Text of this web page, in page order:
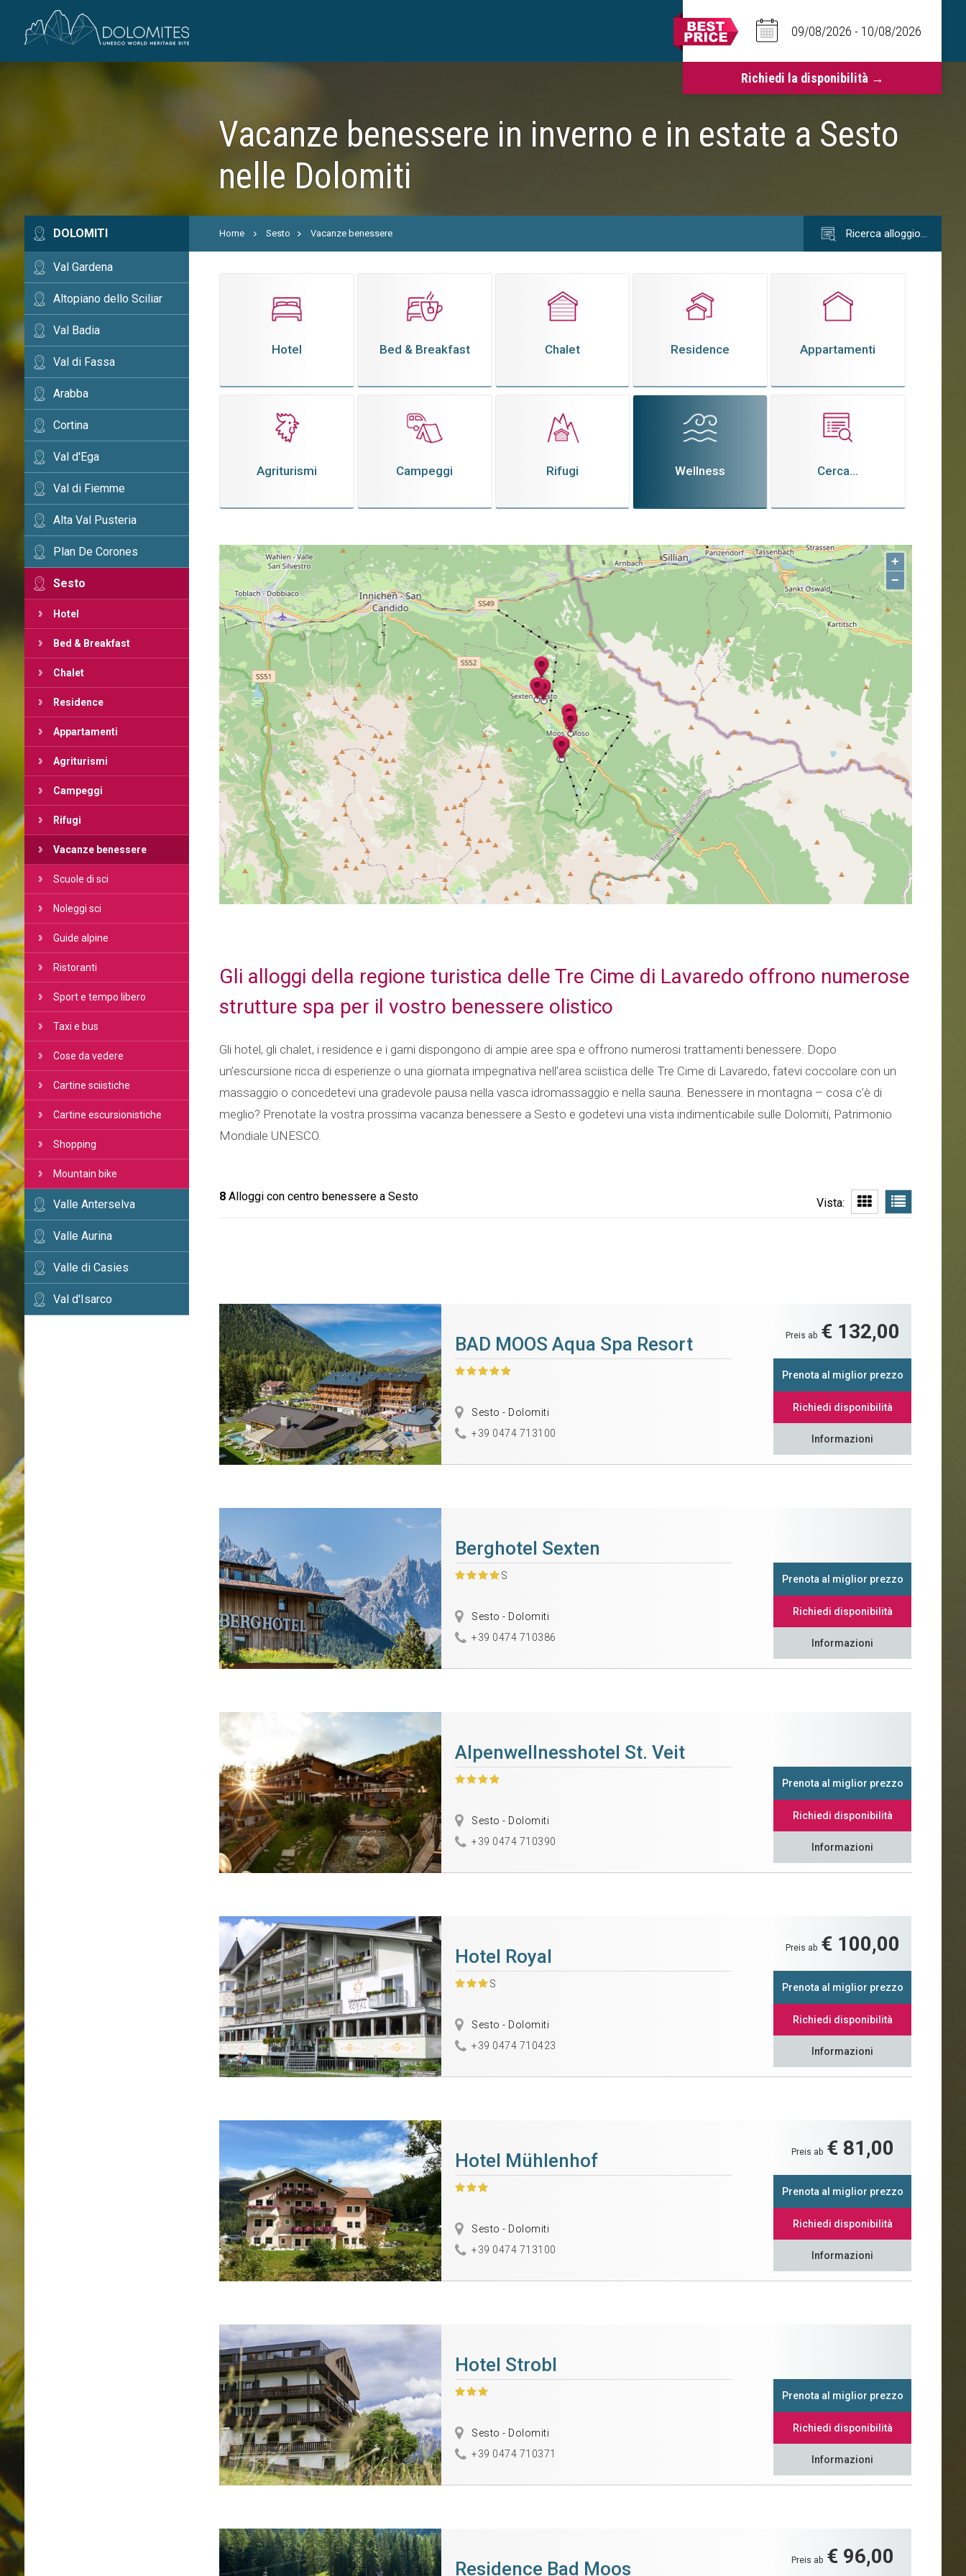
Vacanze benessere in inverno e in estate a Sesto
nelle Dolomiti
DOLOMITI
Val Gardena
Altopiano dello Sciliar
Val Badia
Val di Fassa
Arabba
Cortina
Val d'Ega
Val di Fiemme
Alta Val Pusteria
Plan De Corones
Sesto
Hotel
Bed & Breakfast
Chalet
Residence
Appartamenti
Agriturismi
Campeggi
Rifugi
Vacanze benessere
Scuole di sci
Noleggi sci
Guide alpine
Ristoranti
Sport e tempo libero
Taxi e bus
Cose da vedere
Cartine sciistiche
Cartine escursionistiche
Shopping
Mountain bike
Valle Anterselva
Valle Aurina
Valle di Casies
Val d'Isarco
Home Sesto Vacanze benessere Ricerca alloggio…
Hotel Bed & Breakfast Chalet Residence Appartamenti
Agriturismi Campeggi Rifugi Wellness Cerca...
+
−
Gli alloggi della regione turistica delle Tre Cime di Lavaredo offrono numerose
strutture spa per il vostro benessere olistico
Gli hotel, gli chalet, i residence e i garni dispongono di ampie aree spa e offrono numerosi trattamenti benessere. Dopo
un’escursione ricca di esperienze o una giornata impegnativa nell’area sciistica delle Tre Cime di Lavaredo, fatevi coccolare con un
massaggio o concedetevi una gradevole pausa nella vasca idromassaggio e nella sauna. Benessere in montagna – cosa c’è di
meglio? Prenotate la vostra prossima vacanza benessere a Sesto e godetevi una vista indimenticabile sulle Dolomiti, Patrimonio
Mondiale UNESCO.
8 Alloggi con centro benessere a Sesto Vista:
BAD MOOS Aqua Spa Resort
Sesto - Dolomiti
+39 0474 713100
Preis ab € 132,00
Prenota al miglior prezzo
Richiedi disponibilità
Informazioni
Berghotel Sexten
S
Sesto - Dolomiti
+39 0474 710386
Prenota al miglior prezzo
Richiedi disponibilità
Informazioni
Alpenwellnesshotel St. Veit
Sesto - Dolomiti
+39 0474 710390
Prenota al miglior prezzo
Richiedi disponibilità
Informazioni
Hotel Royal
S
Sesto - Dolomiti
+39 0474 710423
Preis ab € 100,00
Prenota al miglior prezzo
Richiedi disponibilità
Informazioni
Hotel Mühlenhof
Sesto - Dolomiti
+39 0474 713100
Preis ab € 81,00
Prenota al miglior prezzo
Richiedi disponibilità
Informazioni
Hotel Strobl
Sesto - Dolomiti
+39 0474 710371
Prenota al miglior prezzo
Richiedi disponibilità
Informazioni
Residence Bad Moos Preis ab € 96,00